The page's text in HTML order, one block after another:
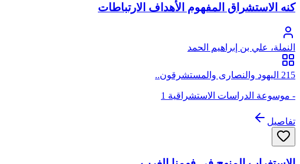
كنه الاستشراق المفهوم الأهداف الارتباطات
النملة، علي بن إبراهيم الحمد
215 اليهود والنصارى والمستشرقون..
- موسوعة الدراسات الاستشراقية 1
تفاصيل